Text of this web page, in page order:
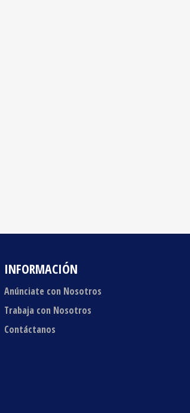
INFORMACIÓN
Anúnciate con Nosotros
Trabaja con Nosotros
Contáctanos